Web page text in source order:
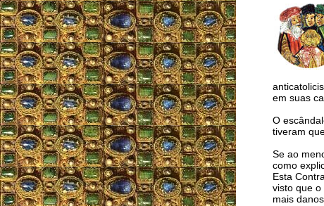
em suas
O
tiveram
Se ao
como
Esta
visto que
mais